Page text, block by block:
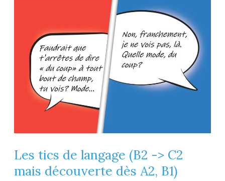
Les tics de langage (B2 -> C2
mais découverte dès A2, B1)